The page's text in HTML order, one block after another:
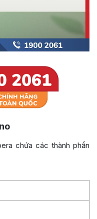
chứa các thành phần